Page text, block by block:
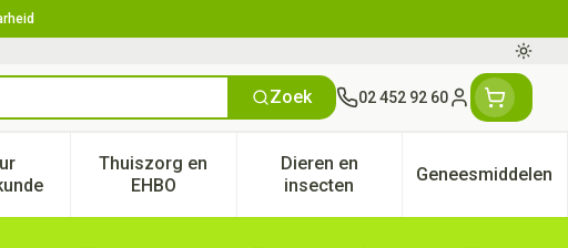
Zoek 02 452 92 60
Klant menu
categorie
50+ categorie
submenu voor Natuur geneeskunde categorie
Thuiszorg en
EHBOToon submenu voor Thuiszorg en EHBO categorie
Dieren en
insectenToon submenu voor Dieren
Geneesmiddelen
Toon